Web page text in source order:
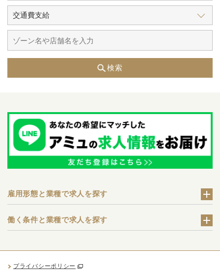
検索
雇用形態と業種で求人を探す
働く条件と業種で求人を探す
プライバシーポリシー